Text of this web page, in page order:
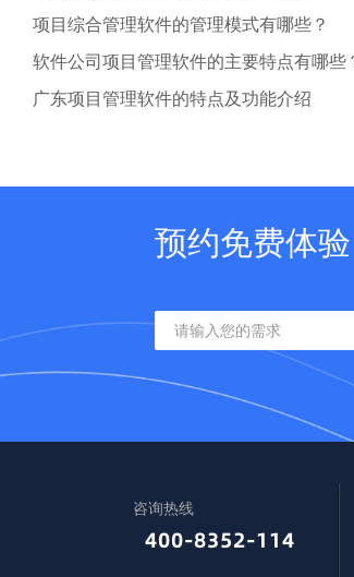
项目综合管理软件的管理模式有哪些？
软件公司项目管理软件的主要特点有哪些
广东项目管理软件的特点及功能介绍
预约免费体
咨询热线